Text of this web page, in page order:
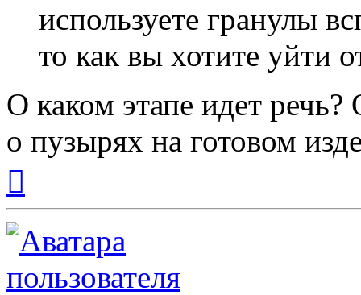
используете гранулы
то как вы хотите уйти
О каком этапе идет речь?
о пузырях на готовом
началу